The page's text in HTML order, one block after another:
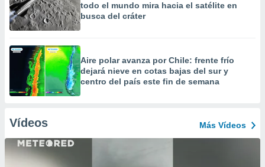
todo el mundo mira hacia el satélite en
busca del cráter
Aire polar avanza por Chile: frente frío
dejará nieve en cotas bajas del sur y
centro del país este fin de semana
Vídeos Más Vídeos